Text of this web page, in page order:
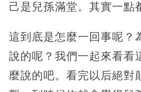
己是兒孫滿堂。其實一點
這到底是怎麼一回事呢？
說的呢？我們一起來看看
麼說的吧。看完以后絕對